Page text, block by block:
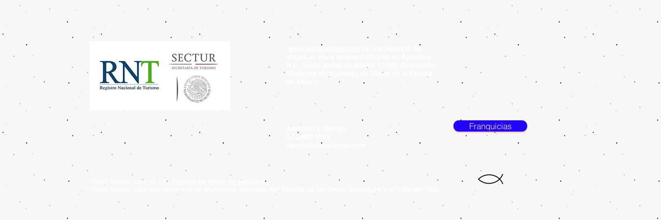
www.viajesregios.com
Es una Agencia de
Viajes on line y tenemos oficinas en Apodaca
N.L. Socio Activo de AMAV CDMX Asociación
Mexicana de Agencias de Viajes de la Ciudad
Atención a clientes:
81-2489 1533
ventas@viajesregios.com
Franquicias
Viajes Regios .com es una
Agencia de Viajes en Apodaca